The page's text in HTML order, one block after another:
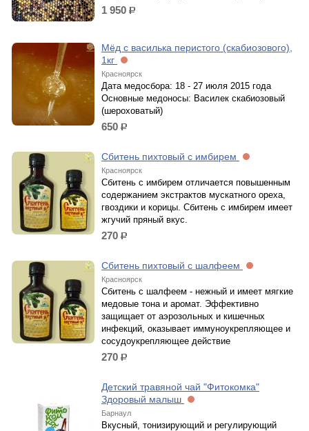
1 950 р.
Мёд с василька перистого (скабиозового),
1кг
Красноярск
Дата медосбора: 18 - 27 июля 2015 года
Основные медоносы: Василек скабиозовый
(шероховатый)
650 р.
Сбитень пихтовый с имбирем
Красноярск
Сбитень с имбирем отличается повышенным
содержанием экстрактов мускатного ореха,
гвоздики и корицы. Сбитень с имбирем имеет
жгучий пряный вкус.
270 р.
Сбитень пихтовый с шалфеем
Красноярск
Сбитень с шалфеем - нежный и имеет мягкие
медовые тона и аромат. Эффективно
защищает от аэрозольных и кишечных
инфекций, оказывает иммуноукрепляющее и
сосудоукрепляющее действие
270 р.
Детский травяной чай "Фитокомка"
Здоровый малыш
Барнаул
Вкусный, тонизирующий и регулирующий